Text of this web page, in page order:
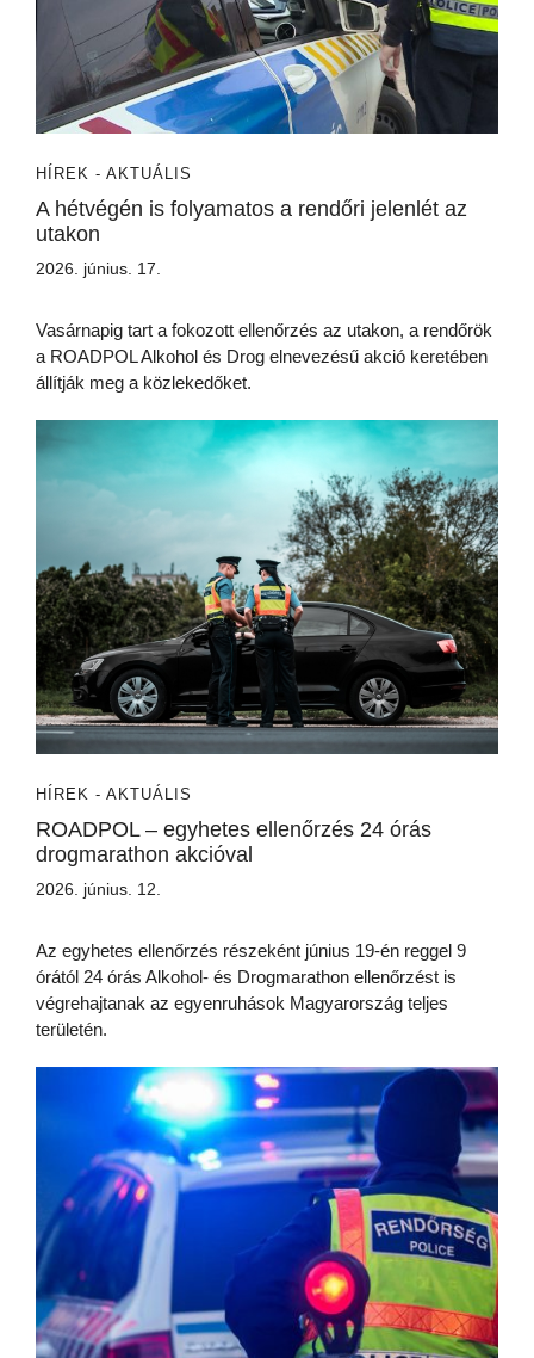
HÍREK - AKTUÁLIS
A hétvégén is folyamatos a rendőri jelenlét az
utakon
2026. június. 17.
Vasárnapig tart a fokozott ellenőrzés az utakon, a rendőrök
a ROADPOL Alkohol és Drog elnevezésű akció keretében
állítják meg a közlekedőket.
HÍREK - AKTUÁLIS
ROADPOL – egyhetes ellenőrzés 24 órás
drogmarathon akcióval
2026. június. 12.
Az egyhetes ellenőrzés részeként június 19-én reggel 9
órától 24 órás Alkohol- és Drogmarathon ellenőrzést is
végrehajtanak az egyenruhások Magyarország teljes
területén.